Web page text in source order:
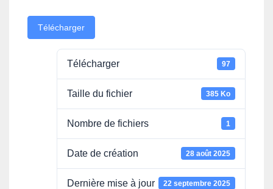
Télécharger
Télécharger 97
Taille du fichier 385 Ko
Nombre de fichiers 1
Date de création 28 août 2025
Dernière mise à jour 22 septembre 2025